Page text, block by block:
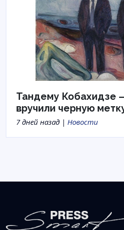
Тандему Кобахидзе
вручили черную
7 дней назад | Новости